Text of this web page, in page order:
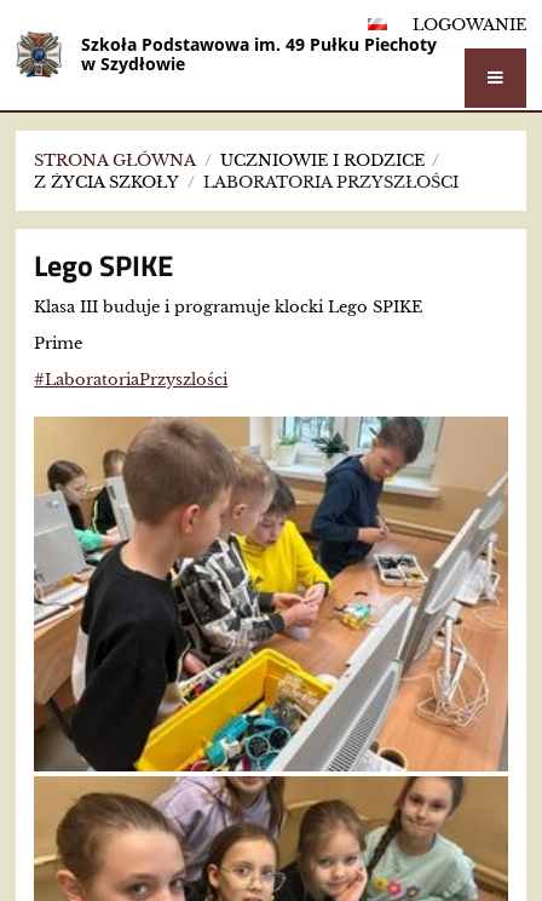
LOGOWANIE
Szkoła Podstawowa im. 49 Pułku Piechoty
w Szydłowie
STRONA GŁÓWNA / UCZNIOWIE I RODZICE /
Z ŻYCIA SZKOŁY / LABORATORIA PRZYSZŁOŚCI
Laboratoria
Przyszłości
Lego SPIKE
Klasa III buduje i programuje klocki Lego SPIKE
Prime
#LaboratoriaPrzyszlości